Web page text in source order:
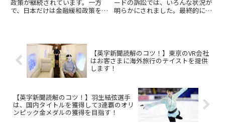
政策が継続されています。一方
で、日本だけは金融緩和政策を一
ます。今日はこの話題を取り上げ
ようと思います。まずは記事全体
を読...
ードの訴訟では、いろんな状況が
明らかにされました。最終的に
ードの主張によれば、ジョニー・
デ...
【英字新聞読解のコツ！】東京のVR会社
はお客さまに海外旅行のテイストを提供
します！
【英字新聞読解のコツ！】羽生結弦選手
は、国内タイトルを獲得して3連覇のオリ
ンピック金メダルの獲得を目指す！